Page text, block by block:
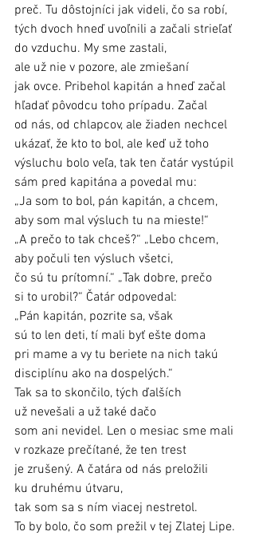
preč. Tu dôstojníci jak videli, čo sa robí,
tých dvoch hneď uvoľnili a začali strieľať
do vzduchu. My sme zastali,
ale už nie v pozore, ale zmiešaní
jak ovce. Pribehol kapitán a hneď začal
hľadať pôvodcu toho prípadu. Začal
od nás, od chlapcov, ale žiaden nechcel
ukázať, že kto to bol, ale keď už toho
výsluchu bolo veľa, tak ten čatár vystúpil
sám pred kapitána a povedal mu:
„Ja som to bol, pán kapitán, a chcem,
aby som mal výsluch tu na mieste!“
„A prečo to tak chceš?“ „Lebo chcem,
aby počuli ten výsluch všetci,
čo sú tu prítomní.“ „Tak dobre, prečo
si to urobil?“ Čatár odpovedal:
„Pán kapitán, pozrite sa, však
sú to len deti, tí mali byť ešte doma
pri mame a vy tu beriete na nich takú
disciplínu ako na dospelých.“
Tak sa to skončilo, tých ďalších
už nevešali a už také dačo
som ani nevidel. Len o mesiac sme mali
v rozkaze prečítané, že ten trest
je zrušený. A čatára od nás preložili
ku druhému útvaru,
tak som sa s ním viacej nestretol.
To by bolo, čo som prežil v tej Zlatej Lipe.